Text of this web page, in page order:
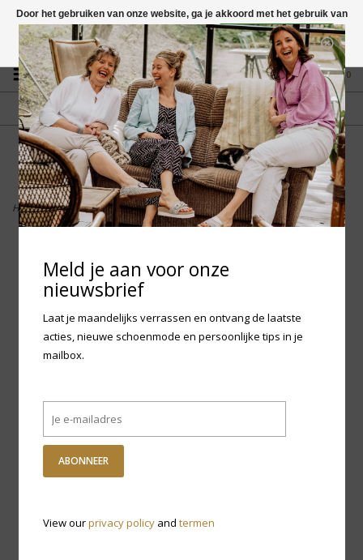
Vragen? App naar +31 58 250 1503
0
GRATIS VERZENDING NL
Vanaf € 75,-
FYSIEKE WINKEL
in Mantgum (frl)
fdad
Home>Birkenstock Arizona EVA - Khaki Regular
Door het gebruiken van onze website, ga je akkoord met het gebruik van
cookies om onze website te verbeteren.
Dit bericht verbergen
Meer over cookies »
Meld je aan voor onze
nieuwsbrief
Laat je maandelijks verrassen en ontvang de laatste
acties, nieuwe schoenmode en persoonlijke tips in je
mailbox.
ABONNEER
View ourprivacy policyand termen